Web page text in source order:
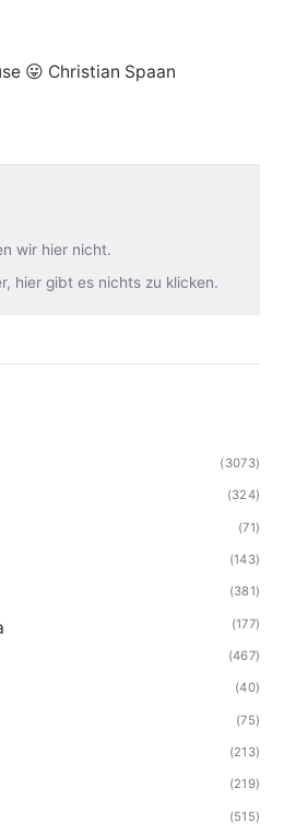
😛 Christian Spaan
wir hier nicht.
hier gibt es nichts zu klicken.
(3073)
(324)
(71)
(143)
(381)
(177)
(467)
(40)
(75)
(213)
(219)
(515)